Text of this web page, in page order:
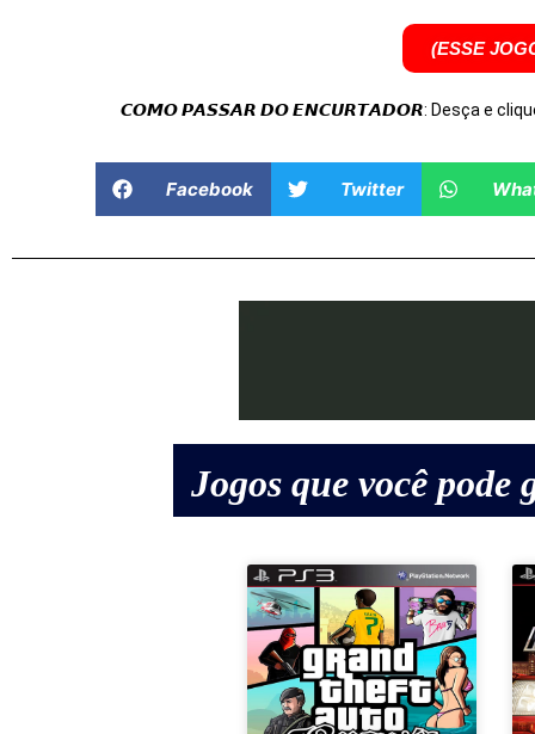
(ESSE
𝘾𝙊𝙈𝙊 𝙋𝘼𝙎𝙎𝘼𝙍 𝘿𝙊 𝙀𝙉𝘾𝙐𝙍𝙏𝘼𝘿𝙊𝙍: Desça e clique
Facebook Twitter
Jogos que você pode